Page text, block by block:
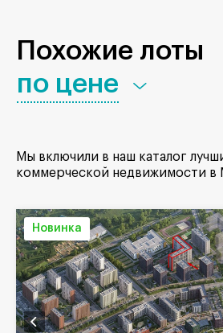
Похожие лоты
по цене
Мы включили в наш каталог
коммерческой недвижимости в
Новинка